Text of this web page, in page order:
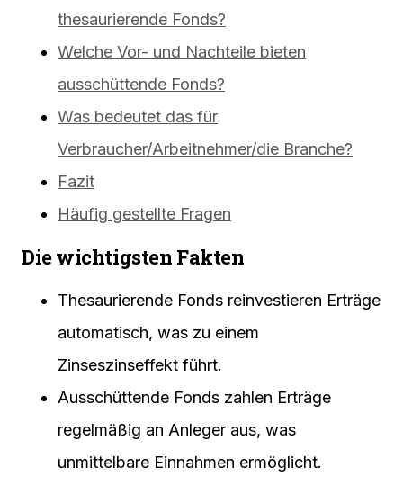
thesaurierende Fonds?
Welche Vor- und Nachteile bieten
ausschüttende Fonds?
Was bedeutet das für
Verbraucher/Arbeitnehmer/die Branche?
Fazit
Häufig gestellte Fragen
Die wichtigsten Fakten
Thesaurierende Fonds reinvestieren Erträge
automatisch, was zu einem
Zinseszinseffekt führt.
Ausschüttende Fonds zahlen Erträge
regelmäßig an Anleger aus, was
unmittelbare Einnahmen ermöglicht.